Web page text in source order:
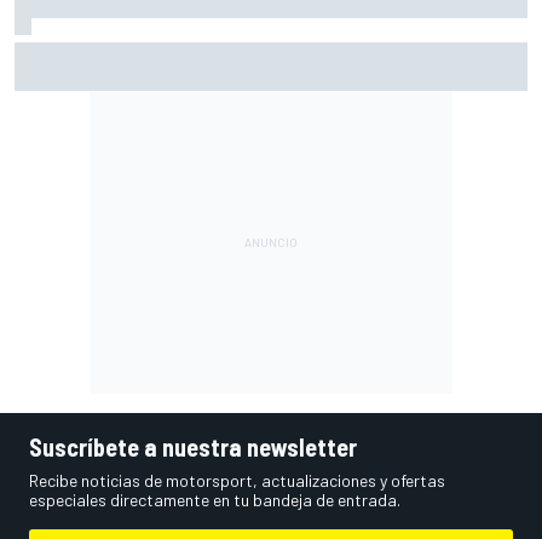
Suscríbete a nuestra newsletter
Recibe noticias de motorsport, actualizaciones y ofertas
especiales directamente en tu bandeja de entrada.